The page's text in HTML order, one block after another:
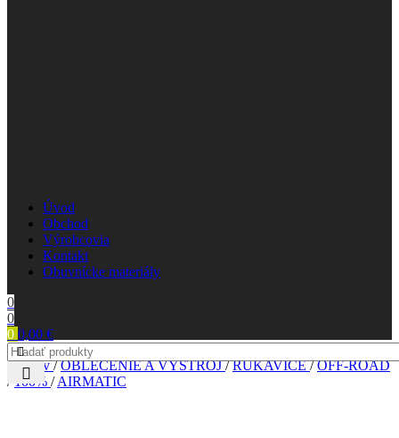
Úvod
Obchod
Výrobcovia
Kontakt
Obuvnícke materiály
0
0
0 0,00 €
Domov/ OBLEČENIE A VÝSTROJ/ RUKAVICE/ OFF-ROAD
/ 100% / AIRMATIC